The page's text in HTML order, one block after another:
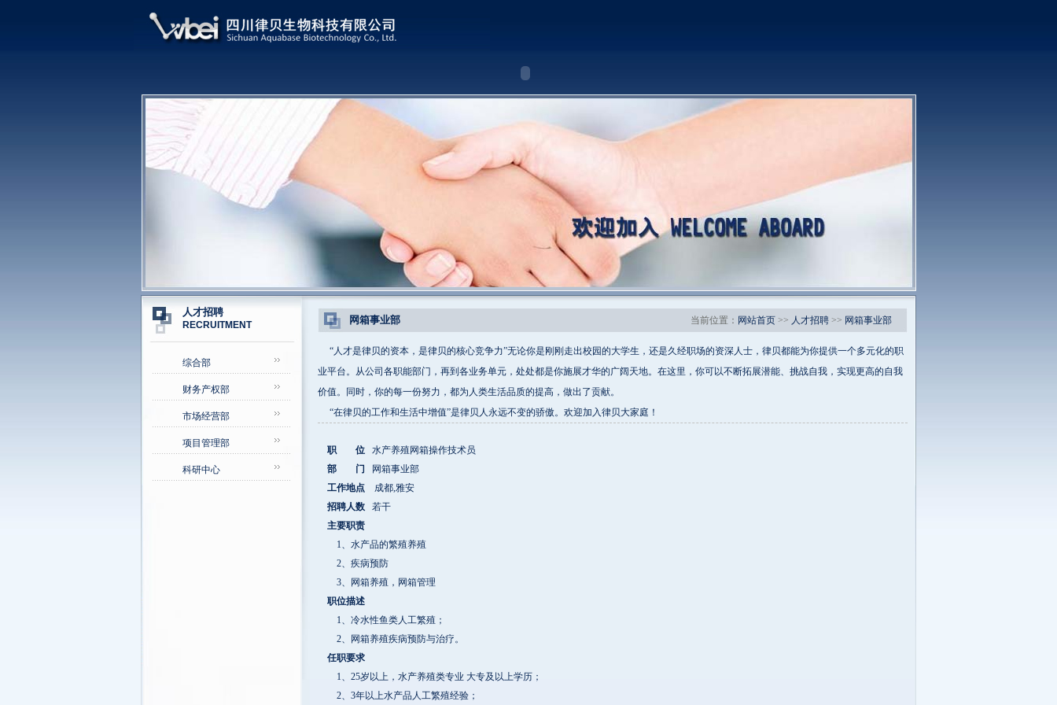
人才招聘
RECRUITMENT
综合部
财务产权部
市场经营部
项目管理部
科研中心
网箱事业部 当前位置： 网站首页>> 人才招聘>> 网箱事业部
“人才是律贝的资本，是律贝的核心竞争力”无论你是刚刚走出校园的大学生，还是久经职场的资深人士，律贝都能为你提供一个多元化的职
业平台。从公司各职能部门，再到各业务单元，处处都是你施展才华的广阔天地。在这里，你可以不断拓展潜能、挑战自我，实现更高的自我
价值。同时，你的每一份努力，都为人类生活品质的提高，做出了贡献。
“在律贝的工作和生活中增值”是律贝人永远不变的骄傲。欢迎加入律贝大家庭！
职 位
水产养殖网箱操作技术员
部 门
网箱事业部
工作地点
成都,雅安
招聘人数
若干
主要职责
1、水产品的繁殖养殖
2、疾病预防
3、网箱养殖，网箱管理
职位描述
1、冷水性鱼类人工繁殖；
2、网箱养殖疾病预防与治疗。
任职要求
1、 25岁以上，水产养殖类专业 大专及以上学历；
2、 3年以上水产品人工繁殖经验；